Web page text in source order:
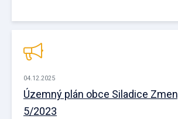
04.12.2025
Územný plán obce Siladice
5/2023